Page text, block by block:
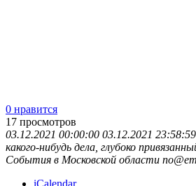
0 нравится
17 просмотров
03.12.2021 00:00:00 03.12.2021 23:58:59
какого-нибудь дела, глубоко
События в Московской области
iCalendar